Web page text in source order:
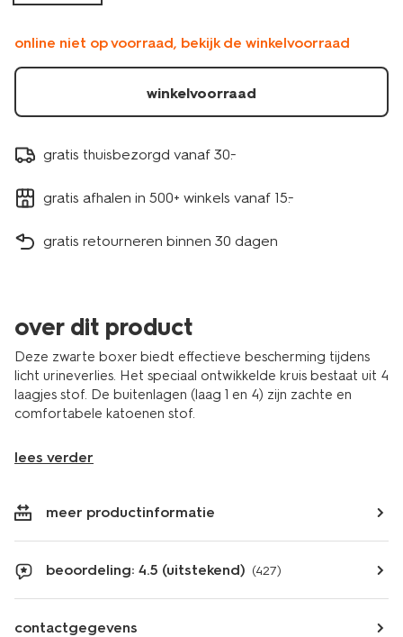
online niet op voorraad, bekijk de winkelvoorraad
winkelvoorraad
gratis thuisbezorgd vanaf 30.-
gratis afhalen in 500+ winkels vanaf 15.-
gratis retourneren binnen 30 dagen
over dit product
Deze zwarte boxer biedt effectieve bescherming tijdens
licht urineverlies. Het speciaal ontwikkelde kruis bestaat uit 4
laagjes stof. De buitenlagen (laag 1 en 4) zijn zachte en
comfortabele katoenen stof.
lees verder
meer productinformatie
beoordeling: 4.5 (uitstekend) (427)
contactgegevens